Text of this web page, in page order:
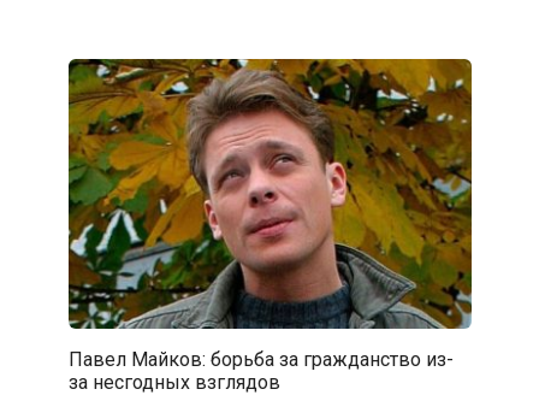
Павел Майков: борьба за гражданство из-
за несгодных взглядов